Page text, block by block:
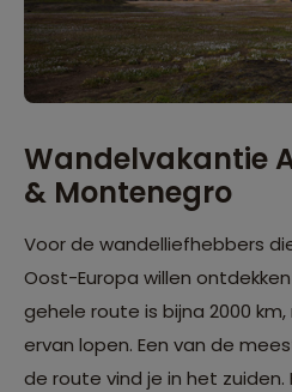
Wandelvakantie
& Montenegro
Voor de wandelliefhebbers
Oost-Europa willen
gehele route is bijna 2000
ervan lopen. Een van de
de route vind je in het zuiden.